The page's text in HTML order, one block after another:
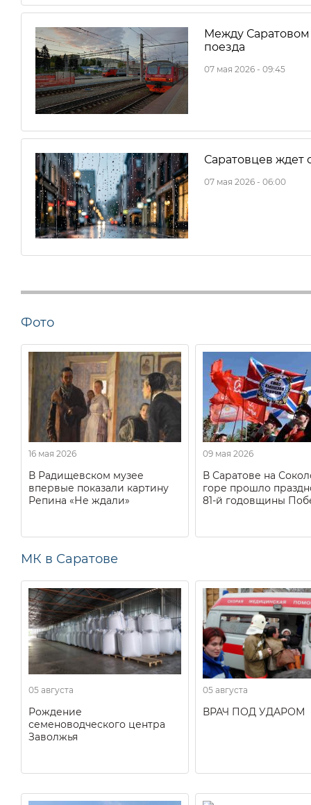
Между Саратовом
поезда
07 мая 2026 - 09:45
Саратовцев
07 мая 2026 - 06:00
Фото
16 мая 2026
В Радищевском музее
впервые показали картину
Репина «Не ждали»
09 мая 2026
В Саратове на
горе прошло
81-й годовщины
МК в Саратове
05 августа
Рождение
семеноводческого центра
Заволжья
05 августа
ВРАЧ ПОД УДАРОМ